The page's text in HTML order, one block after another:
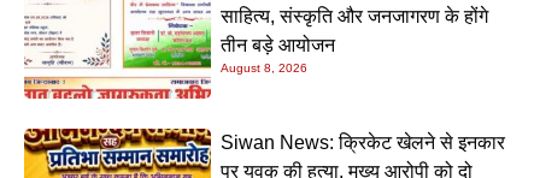
साहित्य, संस्कृति और जनजागरण के होंगे
तीन बड़े आयोजन
August 8, 2026
Siwan News: क्रिकेट खेलने से इनकार
पर युवक की हत्या, मुख्य आरोपी को दो